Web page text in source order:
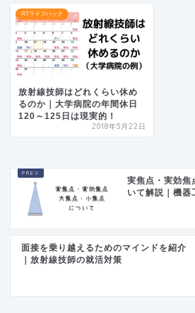
RTライフハック
放射線技師はどれくらい休め
るのか｜大学病院の年間休日
120～125日は現実的！
2018年5月22日
実焦点・実効焦
いて解説｜機器
面接を乗り越えるためのマインドを紹介
｜放射線技師の就活対策